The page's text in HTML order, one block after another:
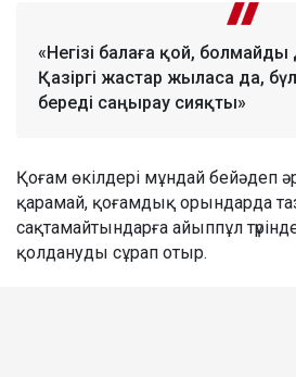
«Негізі балаға қой, болмайды
Қазіргі жастар жыласа да,
береді саңырау сияқты»
Қоғам өкілдері мұндай бейәдеп
қарамай, қоғамдық орындарда
сақтамайтындарға айыппұл
қолдануды сұрап отыр.